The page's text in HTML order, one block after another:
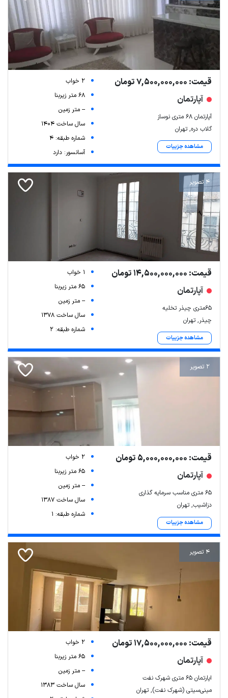
قیمت: 7,500,000,000 تومان
آپارتمان
آپارتمان ۶۸ متری نوساز
گلاب دره, تهران
مشاهده جزییات
2 خواب
68 متر زیربنا
-- متر زمین
سال ساخت 1404
شماره طبقه: 4
آسانسور: دارد
4 تصویر
قیمت: 14,500,000,000 تومان
آپارتمان
۶۵متری چیذر تخلیه
چیذر, تهران
مشاهده جزییات
1 خواب
65 متر زیربنا
-- متر زمین
سال ساخت 1378
شماره طبقه: 2
2 تصویر
قیمت: 5,000,000,000 تومان
آپارتمان
۶۵ متری مناسب سرمایه گذاری
دزاشیب, تهران
مشاهده جزییات
2 خواب
65 متر زیربنا
-- متر زمین
سال ساخت 1387
شماره طبقه: 1
4 تصویر
قیمت: 17,500,000,000 تومان
آپارتمان
اپارتمان ۶۵ متری شهرک نفت
مینی‌سیتی (شهرک نفت), تهران
2 خواب
65 متر زیربنا
-- متر زمین
سال ساخت 1383